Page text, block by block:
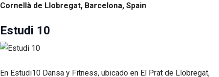
Cornellà de Llobregat, Barcelona, Spain
Estudi 10
En Estudi10 Dansa y Fitness, ubicado en El Prat de Llobregat,